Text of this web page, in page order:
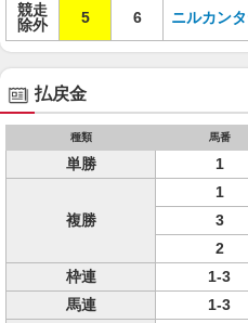
競走
除外
5 6 ニルカン
払戻金
種類 馬番
単勝 1
複勝
1
3
2
枠連
1-3
馬連
1-3